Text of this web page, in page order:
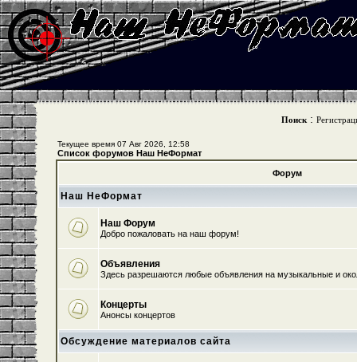
Поиск :
Текущее время 07 Авг 2026, 12:58
Список форумов Наш НеФормат
Форум
Наш НеФормат
Наш Форум
Добро пожаловать на наш форум!
Объявления
Здесь разрешаются любые объявления на музыкальные и
Концерты
Анонсы концертов
Обсуждение материалов сайта